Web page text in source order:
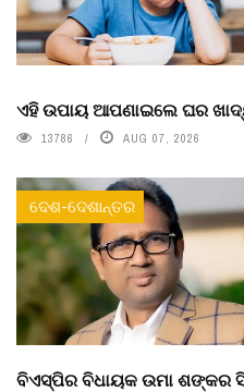
ଏହି ଉପାୟ ଆପଣାଇଲେ ଘର
13786 AUG 07, 2026
ଦେଶ-ଦେଶାନ୍ତର
ବିଏସ୍‌ପିର ବିଧାୟକ ଉମା ଶଙ୍କର